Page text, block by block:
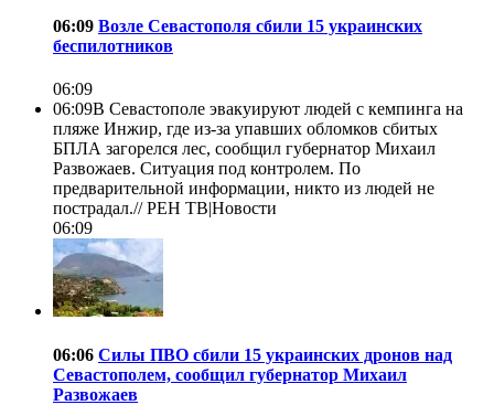
06:09 Возле Севастополя сбили 15 украинских
беспилотников
06:09
06:09В Севастополе эвакуируют людей с кемпинга на
пляже Инжир, где из-за упавших обломков сбитых
БПЛА загорелся лес, сообщил губернатор Михаил
Развожаев. Ситуация под контролем. По
предварительной информации, никто из людей не
пострадал.//РЕН ТВ|Новости
06:09
06:06 Силы ПВО сбили 15 украинских дронов над
Севастополем, сообщил губернатор Михаил
Развожаев